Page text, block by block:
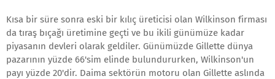
Kısa bir süre sonra eski bir kılıç üreticisi olan Wilkinson firması
da tıraş bıçağı üretimine geçti ve bu ikili günümüze kadar
piyasanın devleri olarak geldiler. Günümüzde Gillette dünya
pazarının yüzde 66'sim elinde bulundururken, Wilkinson'un
payı yüzde 20'dir. Daima sektörün motoru olan Gillette aslında